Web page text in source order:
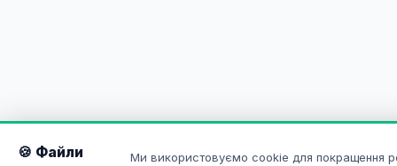
🍪 Файли
Ми використовуємо cookie для покращення